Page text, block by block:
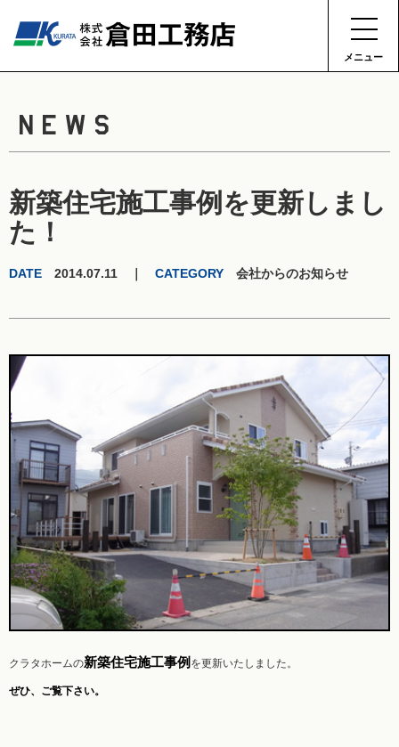
メニュー
NEWS
新築住宅施工事例を更新しまし
た！
DATE 2014.07.11 ｜ CATEGORY 会社からのお知らせ
クラタホームの新築住宅施工事例 を更新いたしました。
ぜひ、ご覧下さい。